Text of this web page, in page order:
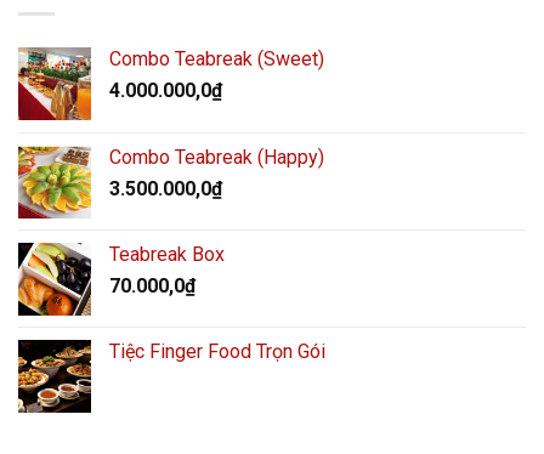
Combo Teabreak (Sweet)
4.000.000,0₫
Combo Teabreak (Happy)
3.500.000,0₫
Teabreak Box
70.000,0₫
Tiệc Finger Food Trọn Gói